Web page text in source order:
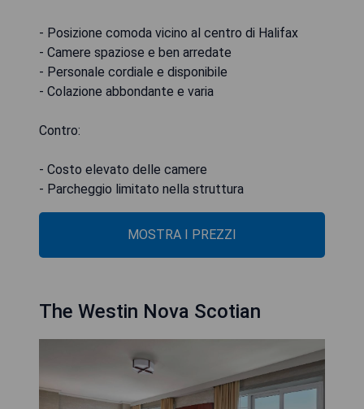
- Posizione comoda vicino al centro di Halifax
- Camere spaziose e ben arredate
- Personale cordiale e disponibile
- Colazione abbondante e varia
Contro:
- Costo elevato delle camere
- Parcheggio limitato nella struttura
MOSTRA I PREZZI
The Westin Nova Scotian